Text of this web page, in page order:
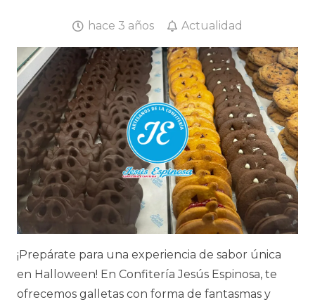
hace 3 años Actualidad
¡Prepárate para una experiencia de sabor única
en Halloween! En Confitería Jesús Espinosa, te
ofrecemos galletas con forma de fantasmas y